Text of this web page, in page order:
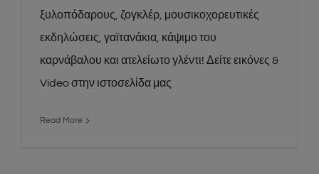
ξυλοπόδαρους, ζογκλέρ, μουσικοχορευτικές
εκδηλώσεις, γαϊτανάκια, κάψιμο του
καρνάβαλου και ατελείωτο γλέντι! Δείτε εικόνες &
Video στην ιστοσελίδα μας
Read More